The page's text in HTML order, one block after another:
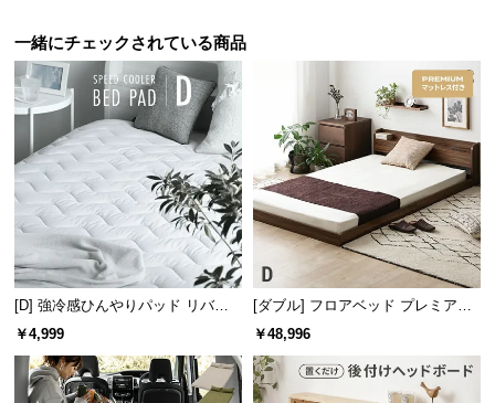
セ
ル
に
い
て
保
に
つ
い
て
一緒にチェックされている商品
[D] 強冷感ひんやりパッド リバー
シブル プレミアム 速乾 抗菌 洗え
￥4,999
[ダブル] フロアベッド プレミアム
マットレス付き
￥48,996